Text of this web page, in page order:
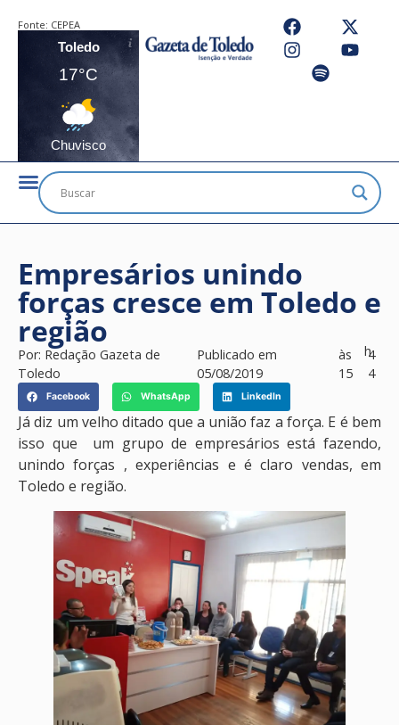
Fonte: CEPEA
Toledo
17°C
Chuvisco
Empresários unindo
forças cresce em Toledo e
região
Por: Redação Gazeta de
Toledo
Publicado em
05/08/2019
às
15
h4
4
Facebook WhatsApp LinkedIn
Já diz um velho ditado que a união faz a força. E é bem
isso que um grupo de empresários está fazendo,
unindo forças , experiências e é claro vendas, em
Toledo e região.